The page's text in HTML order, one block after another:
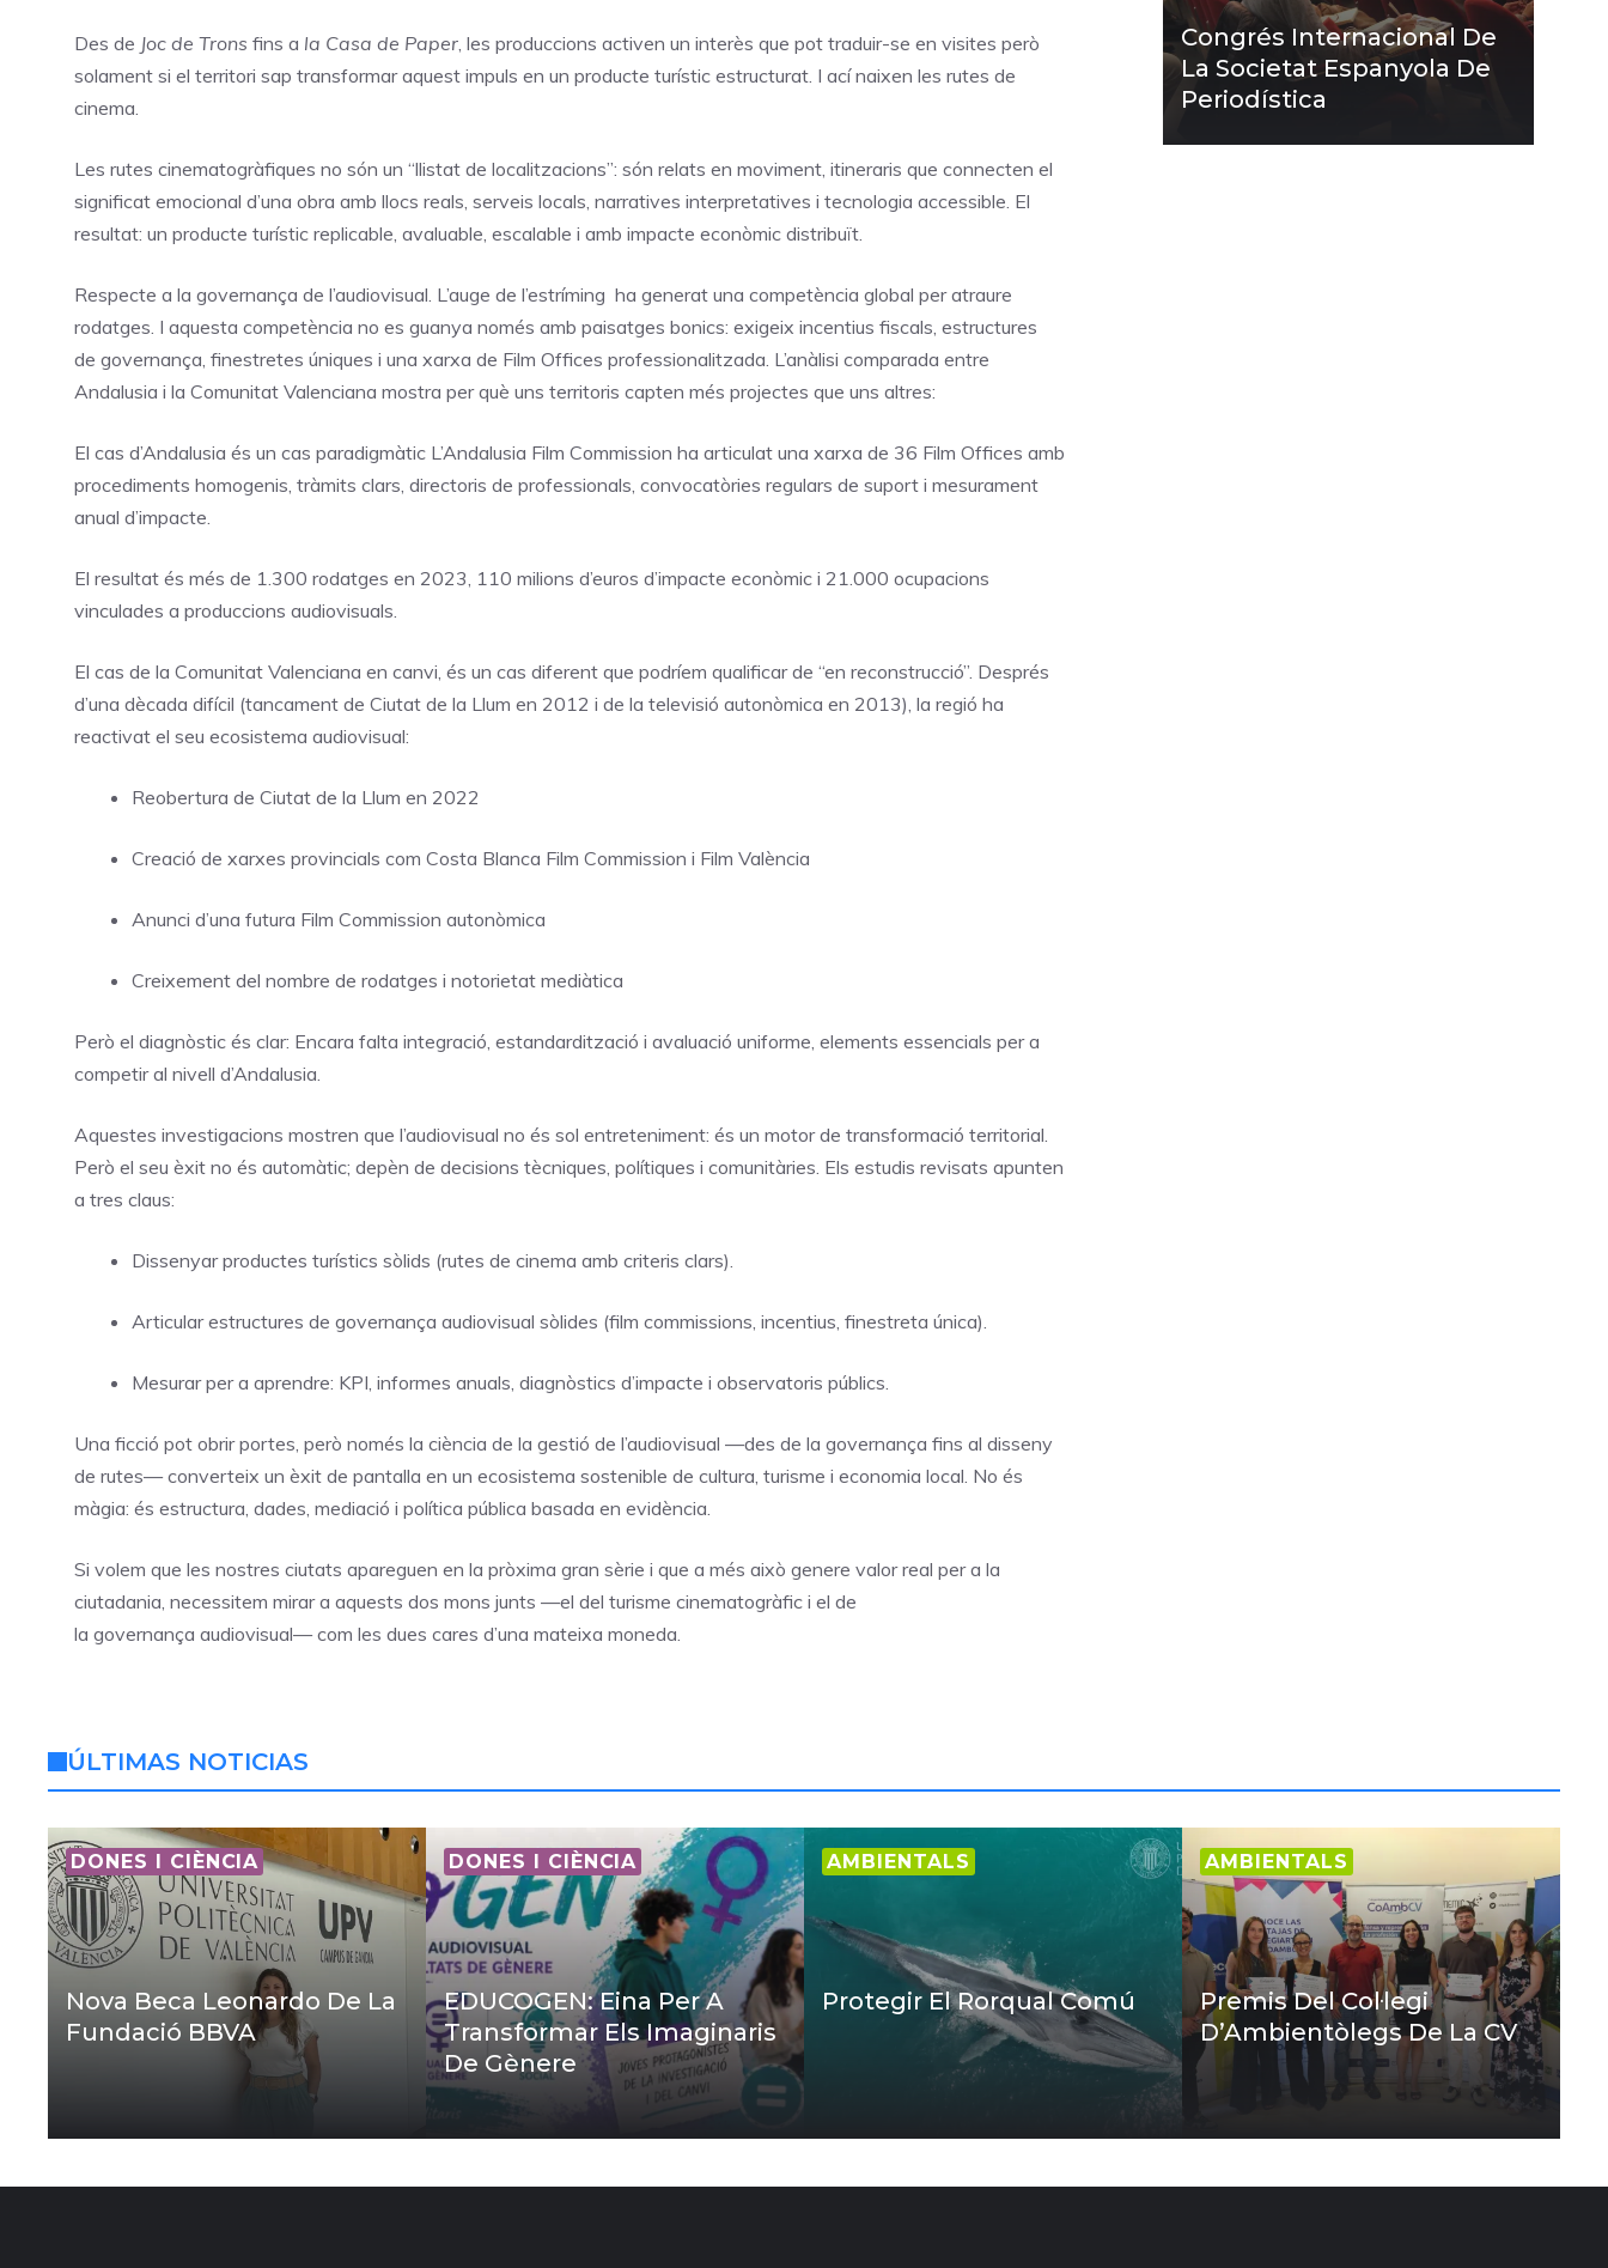
Des de Joc de Trons fins a la Casa de Paper, les produccions activen un interès que pot traduir-se en visites però
solament si el territori sap transformar aquest impuls en un producte turístic estructurat. I ací naixen les rutes de
cinema.
Les rutes cinematogràfiques no són un “llistat de localitzacions”: són relats en moviment, itineraris que connecten el
significat emocional d’una obra amb llocs reals, serveis locals, narratives interpretatives i tecnologia accessible. El
resultat: un producte turístic replicable, avaluable, escalable i amb impacte econòmic distribuït.
Respecte a la governança de l’audiovisual. L’auge de l’estríming ha generat una competència global per atraure
rodatges. I aquesta competència no es guanya només amb paisatges bonics: exigeix incentius fiscals, estructures
de governança, finestretes úniques i una xarxa de Film Offices professionalitzada. L’anàlisi comparada entre
Andalusia i la Comunitat Valenciana mostra per què uns territoris capten més projectes que uns altres:
El cas d’Andalusia és un cas paradigmàtic L’Andalusia Film Commission ha articulat una xarxa de 36 Film Offices amb
procediments homogenis, tràmits clars, directoris de professionals, convocatòries regulars de suport i mesurament
anual d’impacte.
El resultat és més de 1.300 rodatges en 2023, 110 milions d’euros d’impacte econòmic i 21.000 ocupacions
vinculades a produccions audiovisuals.
El cas de la Comunitat Valenciana en canvi, és un cas diferent que podríem qualificar de “en reconstrucció”. Després
d’una dècada difícil (tancament de Ciutat de la Llum en 2012 i de la televisió autonòmica en 2013), la regió ha
reactivat el seu ecosistema audiovisual:
Reobertura de Ciutat de la Llum en 2022
Creació de xarxes provincials com Costa Blanca Film Commission i Film València
Anunci d’una futura Film Commission autonòmica
Creixement del nombre de rodatges i notorietat mediàtica
Però el diagnòstic és clar: Encara falta integració, estandardització i avaluació uniforme, elements essencials per a
competir al nivell d’Andalusia.
Aquestes investigacions mostren que l’audiovisual no és sol entreteniment: és un motor de transformació territorial.
Però el seu èxit no és automàtic; depèn de decisions tècniques, polítiques i comunitàries. Els estudis revisats apunten
a tres claus:
Dissenyar productes turístics sòlids (rutes de cinema amb criteris clars).
Articular estructures de governança audiovisual sòlides (film commissions, incentius, finestreta única).
Mesurar per a aprendre: KPI, informes anuals, diagnòstics d’impacte i observatoris públics.
Una ficció pot obrir portes, però només la ciència de la gestió de l’audiovisual —des de la governança fins al disseny
de rutes— converteix un èxit de pantalla en un ecosistema sostenible de cultura, turisme i economia local. No és
màgia: és estructura, dades, mediació i política pública basada en evidència.
Si volem que les nostres ciutats apareguen en la pròxima gran sèrie i que a més això genere valor real per a la
ciutadania, necessitem mirar a aquests dos mons junts —el del turisme cinematogràfic i el de
la governança audiovisual— com les dues cares d’una mateixa moneda.
Congrés Internacional De
La Societat Espanyola De
Periodística
ÚLTIMAS NOTICIAS
DONES I CIÈNCIA
Nova Beca Leonardo De La
Fundació BBVA
DONES I CIÈNCIA
EDUCOGEN: Eina Per A
Transformar Els Imaginaris
De Gènere
AMBIENTALS
Protegir El Rorqual Comú
AMBIENTALS
Premis Del Col·legi
D’Ambientòlegs De La CV